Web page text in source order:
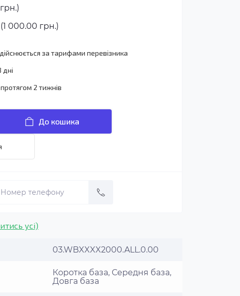
000.00 грн.)
за тарифами перевізника
дні
2 тижнів
До кошика
усі)
03.WBXXXX2000.ALL.0.00
Коротка база, Середня база,
Довга база